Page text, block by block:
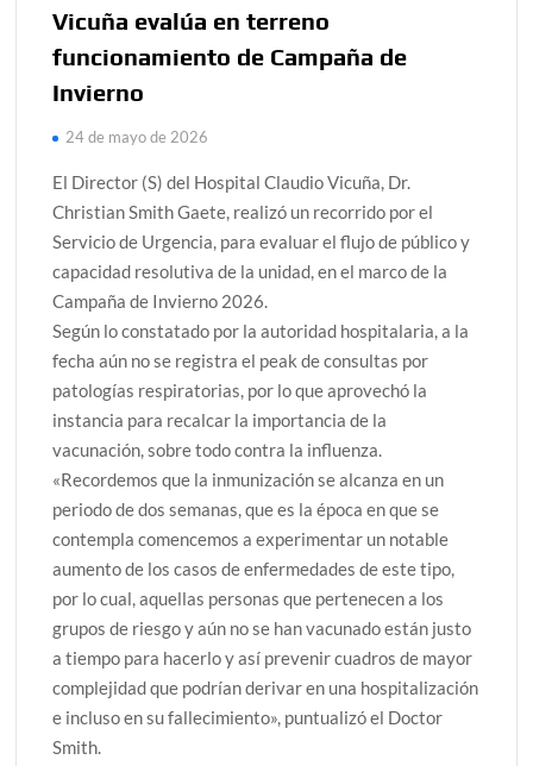
Vicuña evalúa en terreno
funcionamiento de Campaña de
Invierno
24 de mayo de 2026
El Director (S) del Hospital Claudio Vicuña, Dr.
Christian Smith Gaete, realizó un recorrido por el
Servicio de Urgencia, para evaluar el flujo de público y
capacidad resolutiva de la unidad, en el marco de la
Campaña de Invierno 2026.
Según lo constatado por la autoridad hospitalaria, a la
fecha aún no se registra el peak de consultas por
patologías respiratorias, por lo que aprovechó la
instancia para recalcar la importancia de la
vacunación, sobre todo contra la influenza.
«Recordemos que la inmunización se alcanza en un
periodo de dos semanas, que es la época en que se
contempla comencemos a experimentar un notable
aumento de los casos de enfermedades de este tipo,
por lo cual, aquellas personas que pertenecen a los
grupos de riesgo y aún no se han vacunado están justo
a tiempo para hacerlo y así prevenir cuadros de mayor
complejidad que podrían derivar en una hospitalización
e incluso en su fallecimiento», puntualizó el Doctor
Smith.